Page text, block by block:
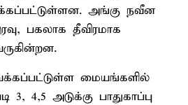
அங்கு நவீன
பகலாக தீவிரமாக
மையங்களில்
3, 4,5 அடுக்கு பாதுகாப்பு